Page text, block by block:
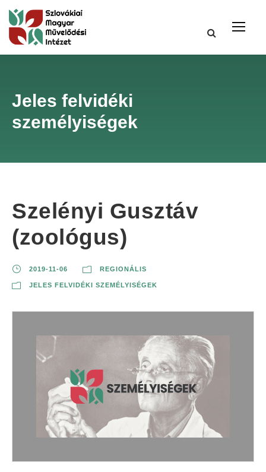
Jeles felvidéki
személyiségek
Szelényi Gusztáv
(zoológus)
2019-11-06 REGIONÁLIS
JELES FELVIDÉKI SZEMÉLYISÉGEK